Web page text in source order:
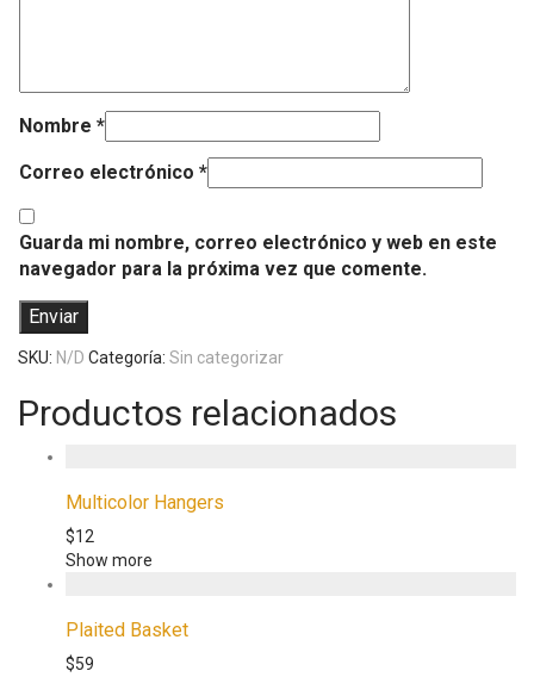
Nombre *
Correo electrónico *
Guarda mi nombre, correo electrónico y web en este
navegador para la próxima vez que comente.
SKU: N/D Categoría: Sin categorizar
Productos relacionados
Multicolor Hangers
$12
Show more
Plaited Basket
$59